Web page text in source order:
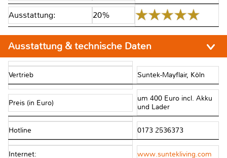
Ausstattung: 20%
Ausstattung & technische Daten
Vertrieb Suntek-Mayflair, Köln
Preis (in Euro)
um 400 Euro incl. Akku
und Lader
Hotline 0173 2536373
Internet: www.suntekliving.com